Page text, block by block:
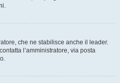
che ne stabilisce anche il leader.
l’amministratore, via posta